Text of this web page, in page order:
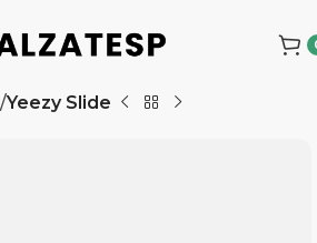
Yeezy Slide